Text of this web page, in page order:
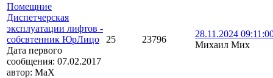
Помещние
Диспетчерская
эксплуатации лифтов -
собсвтенник ЮрЛицо
Дата первого
сообщения: 07.02.2017
автор: MaX
25 23796
28.11.2024
Михаил Мих